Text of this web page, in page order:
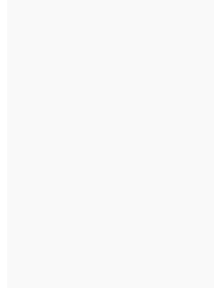
mäter ljuset i termer av
ljusstyrka. Principen
frekvenser av ljus vi kan
forskning pågår ännu vad
förståelse påverkan kring
Även olika våglängder är
på, påpekar han. Det
som ligger på omkring 460